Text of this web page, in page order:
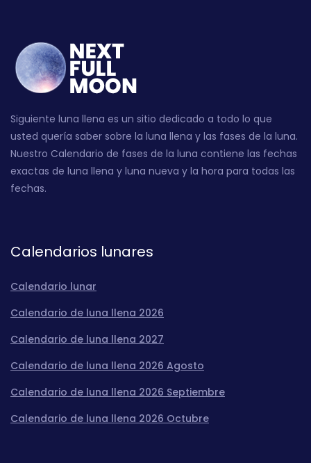
Siguiente luna llena es un sitio dedicado a todo lo que
usted quería saber sobre la luna llena y las fases de la luna.
Nuestro Calendario de fases de la luna contiene las fechas
exactas de luna llena y luna nueva y la hora para todas las
fechas.
Calendarios lunares
Calendario lunar
Calendario de luna llena 2026
Calendario de luna llena 2027
Calendario de luna llena 2026 Agosto
Calendario de luna llena 2026 Septiembre
Calendario de luna llena 2026 Octubre